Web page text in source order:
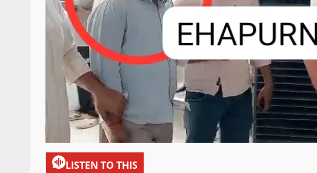
LISTEN TO THIS